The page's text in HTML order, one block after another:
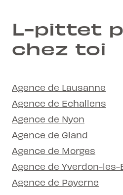
L-pittet
chez toi
Agence de Lausanne
Agence de Echallens
Agence de Nyon
Agence de Gland
Agence de Morges
Agence de Yverdon-les-
Agence de Payerne